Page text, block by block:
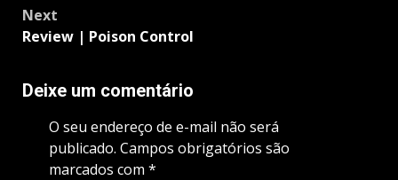
Next
Review | Poison Control
Deixe um comentário
O seu endereço de e-mail não será
publicado. Campos obrigatórios são
marcados com *